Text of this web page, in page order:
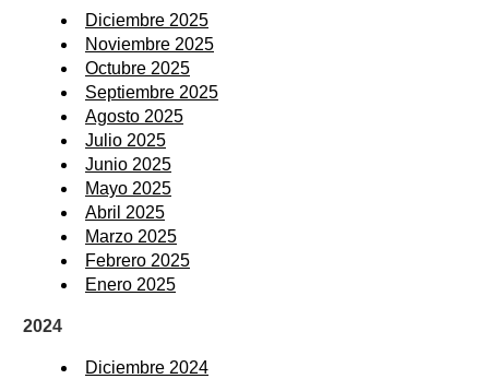
Diciembre 2025
Noviembre 2025
Octubre 2025
Septiembre 2025
Agosto 2025
Julio 2025
Junio 2025
Mayo 2025
Abril 2025
Marzo 2025
Febrero 2025
Enero 2025
2024
Diciembre 2024